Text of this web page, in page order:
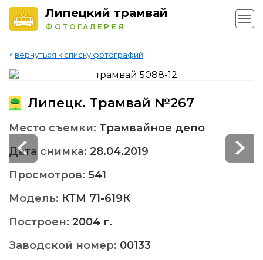
Липецкий трамвай
ФОТОГАЛЕРЕЯ
< вернуться к списку фотографий
Липецк. Трамвай №267
Место съемки: Трамвайное депо
Дата снимка: 28.04.2019
Просмотров: 541
Модель: КТМ 71-619К
Построен: 2004 г.
Заводской номер: 00133